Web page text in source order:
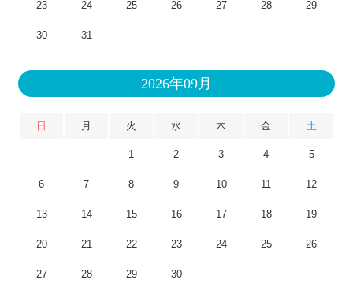
23 24 25 26 27 28 29
30 31
2026年09月
日 月 火 水 木 金 土
1 2 3 4 5
6 7 8 9 10 11 12
13 14 15 16 17 18 19
20 21 22 23 24 25 26
27 28 29 30